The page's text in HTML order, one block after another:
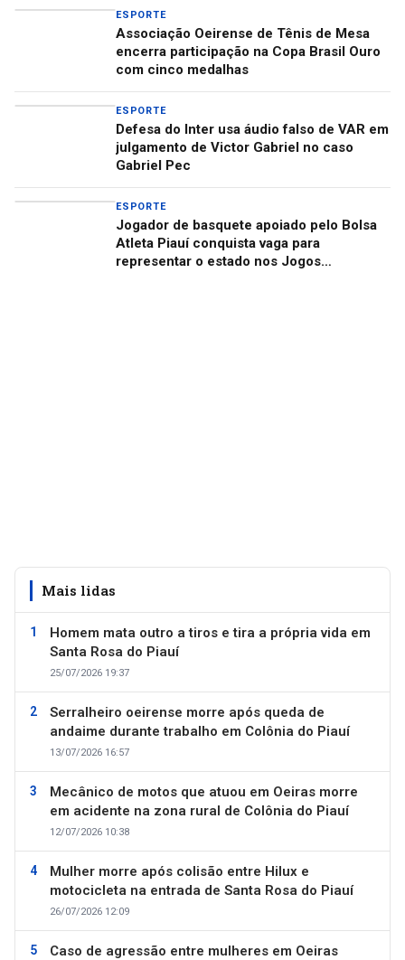
ESPORTE
Associação Oeirense de Tênis de Mesa
encerra participação na Copa Brasil Ouro
com cinco medalhas
ESPORTE
Defesa do Inter usa áudio falso de VAR em
julgamento de Victor Gabriel no caso
Gabriel Pec
ESPORTE
Jogador de basquete apoiado pelo Bolsa
Atleta Piauí conquista vaga para
representar o estado nos Jogos
Mais lidas
Homem mata outro a tiros e tira a própria vida em
Santa Rosa do Piauí
25/07/2026 19:37
Serralheiro oeirense morre após queda de
andaime durante trabalho em Colônia do Piauí
13/07/2026 16:57
Mecânico de motos que atuou em Oeiras morre
em acidente na zona rural de Colônia do Piauí
12/07/2026 10:38
Mulher morre após colisão entre Hilux e
motocicleta na entrada de Santa Rosa do Piauí
26/07/2026 12:09
Caso de agressão entre mulheres em Oeiras